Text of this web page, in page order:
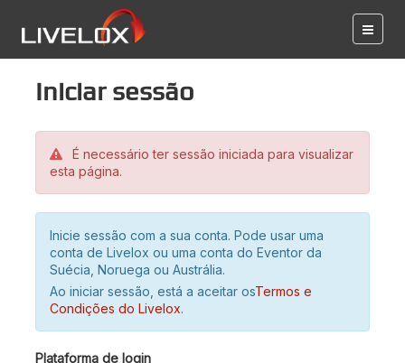
Iniciar sessão
É necessário ter sessão iniciada para visualizar
esta página.
Inicie sessão com a sua conta. Pode usar uma
conta de Livelox ou uma conta do Eventor da
Suécia, Noruega ou Austrália.
Ao iniciar sessão, está a aceitar osTermos e
Condições do Livelox.
Plataforma de login